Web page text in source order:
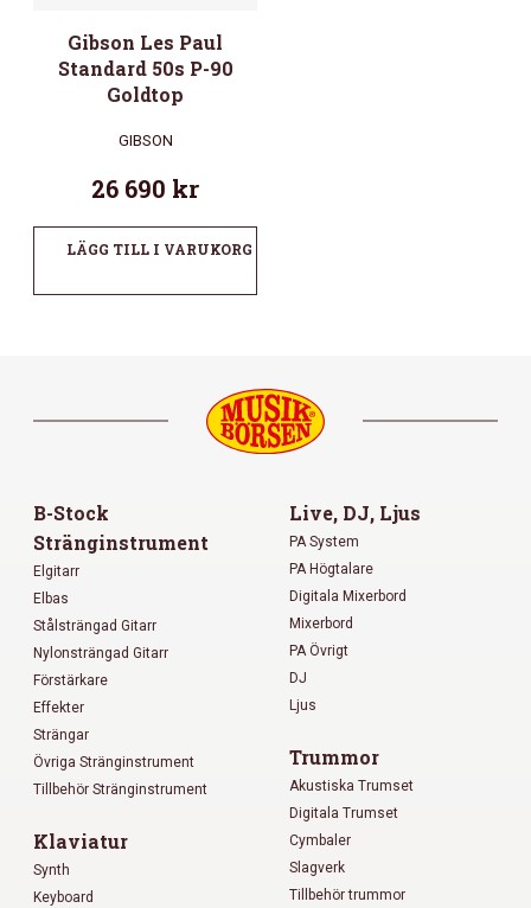
Gibson Les Paul
Standard 50s P-90
Goldtop
GIBSON
26 690 kr
LÄGG TILL I VARUKORG
B-Stock
Stränginstrument
Elgitarr
Elbas
Stålsträngad Gitarr
Nylonsträngad Gitarr
Förstärkare
Effekter
Strängar
Övriga Stränginstrument
Tillbehör Stränginstrument
Klaviatur
Synth
Keyboard
Live, DJ, Ljus
PA System
PA Högtalare
Digitala Mixerbord
Mixerbord
PA Övrigt
DJ
Ljus
Trummor
Akustiska Trumset
Digitala Trumset
Cymbaler
Slagverk
Tillbehör trummor